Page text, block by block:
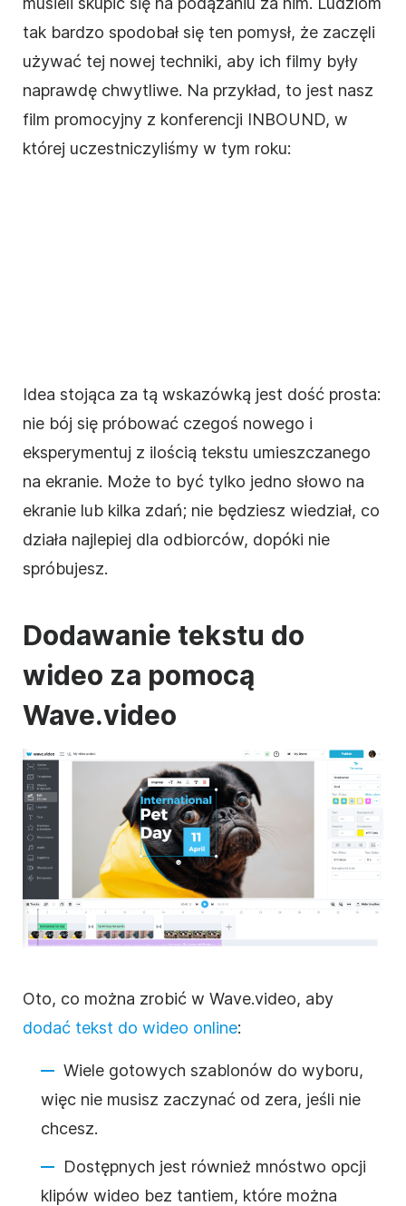
tak bardzo spodobał się ten pomysł, że zaczęli
używać tej nowej techniki, aby ich filmy były
naprawdę chwytliwe. Na przykład, to jest nasz
film promocyjny z konferencji INBOUND, w
której uczestniczyliśmy w tym roku:
Idea stojąca za tą wskazówką jest dość prosta:
nie bój się próbować czegoś nowego i
eksperymentuj z ilością tekstu umieszczanego
na ekranie. Może to być tylko jedno słowo na
ekranie lub kilka zdań; nie będziesz wiedział, co
działa najlepiej dla odbiorców, dopóki nie
spróbujesz.
Dodawanie tekstu do
wideo za pomocą
Wave.video
Oto, co można zrobić w Wave.video, aby
dodać tekst do wideo online:
Wiele gotowych szablonów do wyboru,
więc nie musisz zaczynać od zera, jeśli nie
chcesz.
Dostępnych jest również mnóstwo opcji
klipów wideo bez tantiem, które można